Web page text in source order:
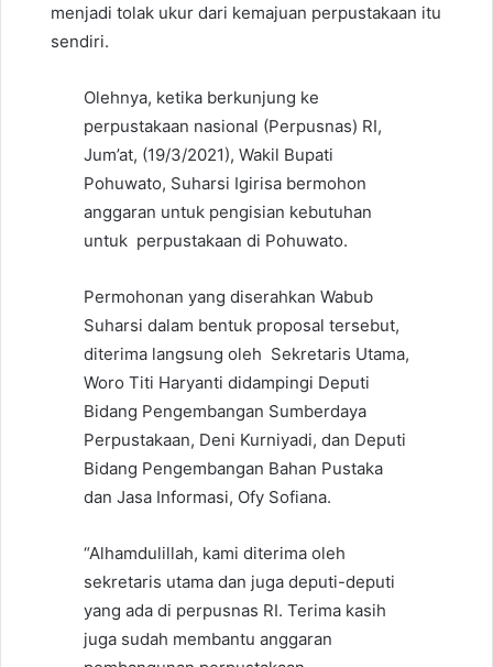
menjadi tolak ukur dari kemajuan perpustakaan itu
sendiri.
Olehnya, ketika berkunjung ke
perpustakaan nasional (Perpusnas) RI,
Jum’at, (19/3/2021), Wakil Bupati
Pohuwato, Suharsi Igirisa bermohon
anggaran untuk pengisian kebutuhan
untuk perpustakaan di Pohuwato.
Permohonan yang diserahkan Wabub
Suharsi dalam bentuk proposal tersebut,
diterima langsung oleh Sekretaris Utama,
Woro Titi Haryanti didampingi Deputi
Bidang Pengembangan Sumberdaya
Perpustakaan, Deni Kurniyadi, dan Deputi
Bidang Pengembangan Bahan Pustaka
dan Jasa Informasi, Ofy Sofiana.
“Alhamdulillah, kami diterima oleh
sekretaris utama dan juga deputi-deputi
yang ada di perpusnas RI. Terima kasih
juga sudah membantu anggaran